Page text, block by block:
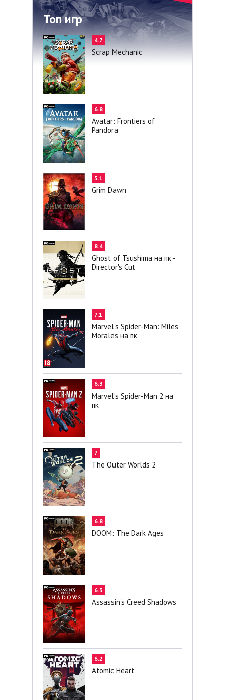
Топ игр
4.7
Scrap Mechanic
6.8
Avatar: Frontiers of
Pandora
5.1
Grim Dawn
8.4
Ghost of Tsushima на пк -
Director's Cut
7.1
Marvel’s Spider-Man: Miles
Morales на пк
6.3
Marvel’s Spider-Man 2 на
пк
7
The Outer Worlds 2
6.8
DOOM: The Dark Ages
6.3
Assassin's Creed Shadows
6.2
Atomic Heart